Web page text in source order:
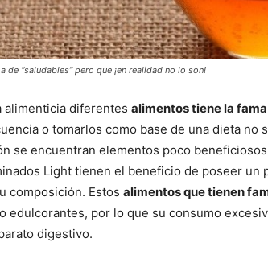
de “saludables” pero que ¡en realidad no lo son!
alimenticia diferentes alimentos tiene la
o tomarlos como base de una dieta no
se encuentran elementos poco
Light tienen el beneficio de poseer un
composición. Estos alimentos que tienen
edulcorantes, por lo que su consumo
digestivo.